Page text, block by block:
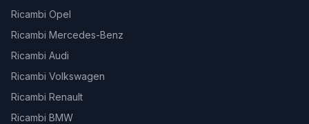
Ricambi Opel
Ricambi Mercedes-Benz
Ricambi Audi
Ricambi Volkswagen
Ricambi Renault
Ricambi BMW